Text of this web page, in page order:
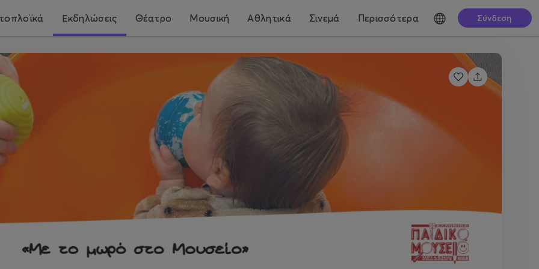
Εκδηλώσεις Θέατρο Μουσική Αθλητικά Σινεμά Περισσότερα Σύνδεση